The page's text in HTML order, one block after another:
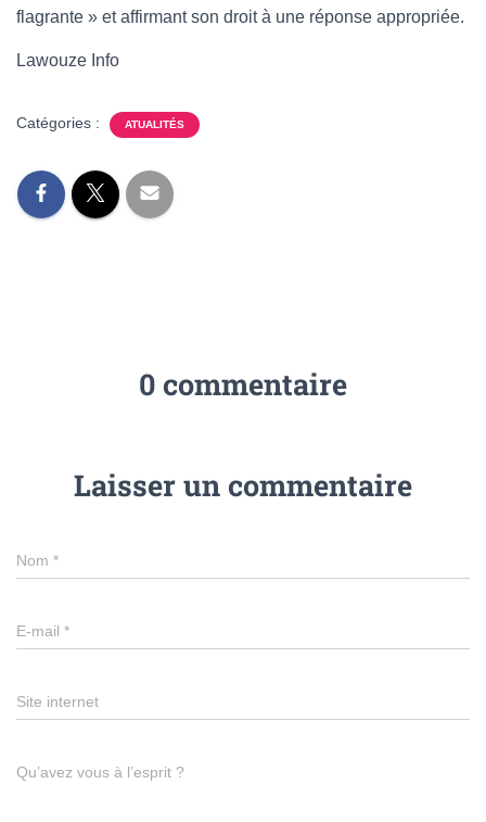
flagrante » et affirmant son droit à une réponse appropriée.
Lawouze Info
Catégories : ATUALITÉS
0 commentaire
Laisser un commentaire
Nom *
E-mail *
Site internet
Qu’avez vous à l’esprit ?